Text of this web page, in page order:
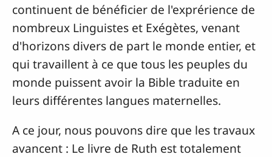
continuent de bénéficier de l'exprérience de
nombreux Linguistes et Exégètes, venant
d'horizons divers de part le monde entier, et
qui travaillent à ce que tous les peuples du
monde puissent avoir la Bible traduite en
leurs différentes langues maternelles.
A ce jour, nous pouvons dire que les travaux
avancent : Le livre de Ruth est totalement